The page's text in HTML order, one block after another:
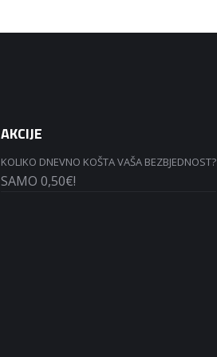
AKCIJE
KOLIKO DNEVNO KOŠTA VAŠA BEZBJEDNOST?
SAMO 0,50€!